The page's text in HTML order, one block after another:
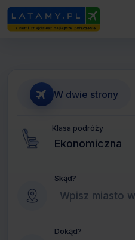
W dwie strony
Klasa podróży
Skąd?
Dokąd?